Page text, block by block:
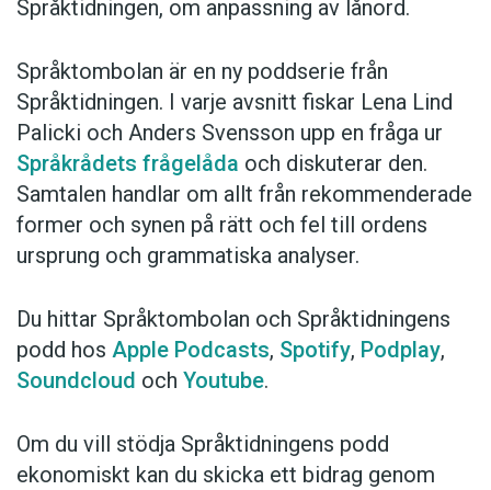
Språktidningen, om anpassning av lånord.
Språktombolan är en ny poddserie från
Språktidningen. I varje avsnitt fiskar Lena Lind
Palicki och Anders Svensson upp en fråga ur
Språkrådets frågelåda och diskuterar den.
Samtalen handlar om allt från rekommenderade
former och synen på rätt och fel till ordens
ursprung och grammatiska analyser.
Du hittar Språktombolan och Språktidningens
podd hos Apple Podcasts, Spotify, Podplay,
Soundcloud och Youtube.
Om du vill stödja Språktidningens podd
ekonomiskt kan du skicka ett bidrag genom